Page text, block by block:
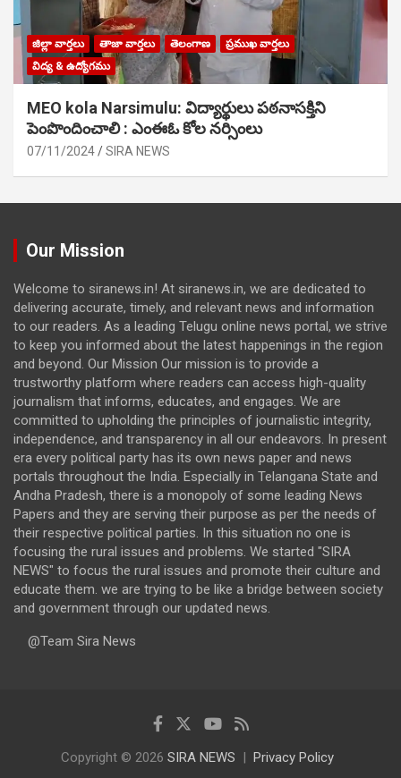
జిల్లా వార్తలు తాజా వార్తలు తెలంగాణ
ప్రముఖ వార్తలు
విద్య & ఉద్యోగము
MEO kola Narsimulu: విద్యార్థులు పఠ‌నాసక్తిని
పెంపొందించాలి : ఎంఈఓ కోల నర్సింలు
07/11/2024 SIRA NEWS
Our Mission
Welcome to siranews.in! At siranews.in, we are dedicated to
delivering accurate, timely, and relevant news and information
to our readers. As a leading Telugu online news portal, we strive
to keep you informed about the latest happenings in the region
and beyond. Our Mission Our mission is to provide a
trustworthy platform where readers can access high-quality
journalism that informs, educates, and engages. We are
committed to upholding the principles of journalistic integrity,
independence, and transparency in all our endeavors. In present
era every political party has its own news paper and news
portals throughout the India. Especially in Telangana State and
Andha Pradesh, there is a monopoly of some leading News
Papers and they are serving their purpose as per the needs of
their respective political parties. In this situation no one is
focusing the rural issues and problems. We started "SIRA
NEWS" to focus the rural issues and promote their culture and
educate them. we are trying to be like a bridge between society
and government through our updated news.
@Team Sira News
Copyright © 2026 SIRA NEWS Privacy Policy